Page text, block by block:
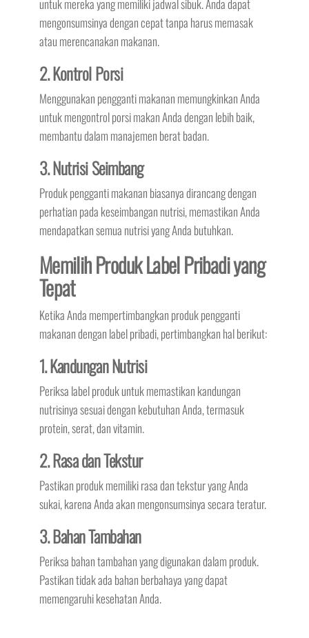
untuk mereka yang memiliki jadwal sibuk. Anda dapat
mengonsumsinya dengan cepat tanpa harus memasak
atau merencanakan makanan.
2. Kontrol Porsi
Menggunakan pengganti makanan memungkinkan Anda
untuk mengontrol porsi makan Anda dengan lebih baik,
membantu dalam manajemen berat badan.
3. Nutrisi Seimbang
Produk pengganti makanan biasanya dirancang dengan
perhatian pada keseimbangan nutrisi, memastikan Anda
mendapatkan semua nutrisi yang Anda butuhkan.
Memilih Produk Label Pribadi yang
Tepat
Ketika Anda mempertimbangkan produk pengganti
makanan dengan label pribadi, pertimbangkan hal berikut:
1. Kandungan Nutrisi
Periksa label produk untuk memastikan kandungan
nutrisinya sesuai dengan kebutuhan Anda, termasuk
protein, serat, dan vitamin.
2. Rasa dan Tekstur
Pastikan produk memiliki rasa dan tekstur yang Anda
sukai, karena Anda akan mengonsumsinya secara teratur.
3. Bahan Tambahan
Periksa bahan tambahan yang digunakan dalam produk.
Pastikan tidak ada bahan berbahaya yang dapat
memengaruhi kesehatan Anda.